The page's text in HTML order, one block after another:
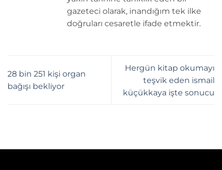
gazeteci olarak, inandığım tek ilke
doğruları cesaretle ifade etmektir.
28 bin 251 kişi organ
bağışı bekliyor
Hergün kitap okumayı
teşvik eden ismail
küçükkaya işte sonucu